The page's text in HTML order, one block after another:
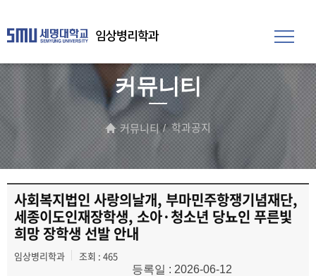
임상병리학과
커뮤니티
커뮤니티 학과공지
사회복지법인 사랑의날개, 부마민주항쟁기념재단,
세종이도인재장학생, 소아·청소년 당뇨인 푸른빛
희망 장학생 선발 안내
임상병리학과 조회 : 465
등록일 : 2026-06-12